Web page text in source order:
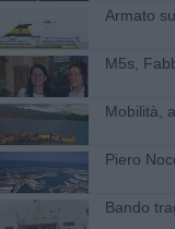
Armato
M5s,
Mobilità,
Piero
Bando